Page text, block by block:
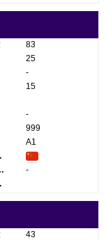
83
25
-
15
-
999
A1
-
43